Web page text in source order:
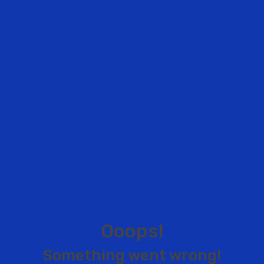
Ooops!
Something went wrong!